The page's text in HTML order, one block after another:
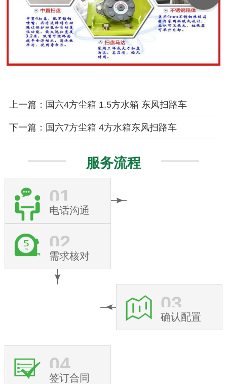
上一篇：国六4方尘箱 1.5方水箱 东风扫路车
下一篇：国六7方尘箱 4方水箱东风扫路车
服务流程
01
电话沟通
02
需求核对
03
确认配置
04
签订合同